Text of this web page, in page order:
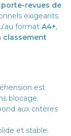
porte-revues de
exigeants.
format A4+,
classement
est
blocage.
aux critères
et stable.